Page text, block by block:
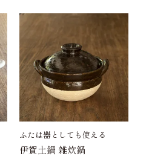
ふたは器としても使える
伊賀土鍋 雑炊鍋